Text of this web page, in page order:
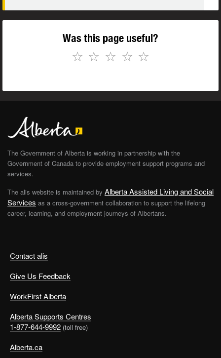
Was this page useful?
☆
☆
☆
☆
☆
Contact alis
Give Us Feedback
WorkFirst Alberta
Alberta Supports Centres
1-877-644-9992 (toll free)
Alberta.ca
The Government of Alberta is working in partnership with the
Government of Canada to provide employment support programs and
services.
The alis website is maintained by Alberta Assisted Living and Social
Services as a cross-government collaboration to support the lifelong
career, learning, and employment journeys of Albertans.